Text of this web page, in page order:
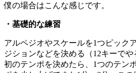
僕の場合はこんな感じです。
・基礎的な練習
アルペジオやスケールを1つピック
ジションなどを決める（12キーで
初のテンポを決めたら、1つのテン